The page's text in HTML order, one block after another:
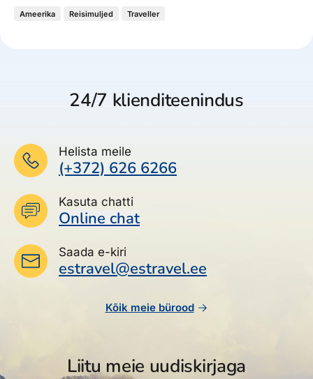
Ameerika Reisimuljed Traveller
24/7 klienditeenindus
Helista meile
(+372) 626 6266
Kasuta chatti
Online chat
Saada e-kiri
estravel@estravel.ee
Kõik meie bürood
Liitu meie uudiskirjaga